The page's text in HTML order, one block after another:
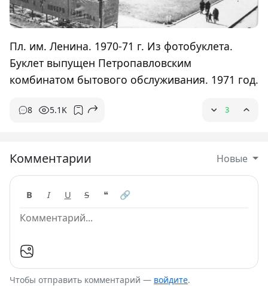
Пл. им. Ленина. 1970-71 г. Из фотобуклета.
Буклет выпущен Петропавловским
комбинатом бытового обслуживания. 1971 год.
8 5.1K 3
Комментарии Новые
B I U S ❝ 🔗
Чтобы отправить комментарий — войдите.